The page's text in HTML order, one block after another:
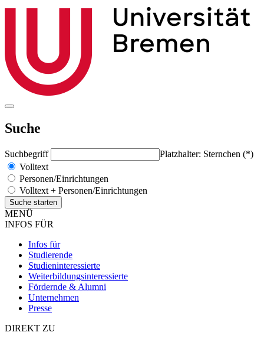
Suche
Suchbegriff
Platzhalter: Sternchen (*)
Volltext
Personen/Einrichtungen
Volltext + Personen/Einrichtungen
MENÜ
INFOS FÜR
Infos für
Studierende
Studieninteressierte
Weiterbildungsinteressierte
Fördernde & Alumni
Unternehmen
Presse
DIREKT ZU